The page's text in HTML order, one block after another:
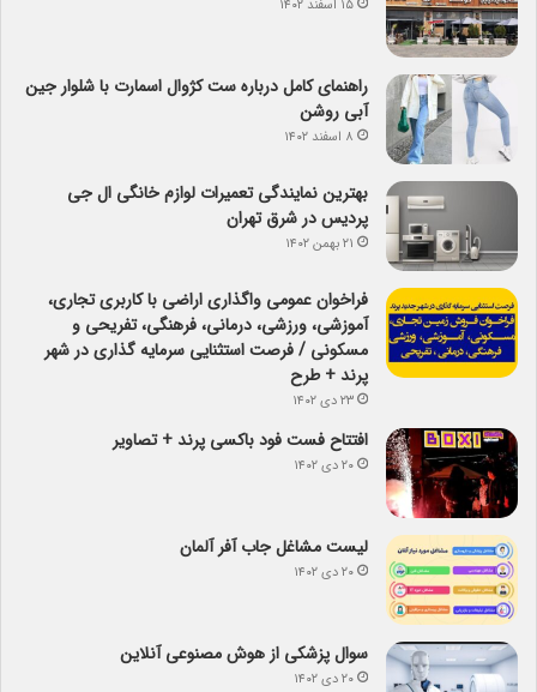
۱۵ اسفند ۱۴۰۲
راهنمای کامل درباره ست کژوال اسمارت با شلوار جین
آبی روشن
۸ اسفند ۱۴۰۲
بهترین نمایندگی تعمیرات لوازم خانگی ال جی
پردیس در شرق تهران
۲۱ بهمن ۱۴۰۲
فراخوان عمومی واگذاری اراضی با کاربری تجاری،
آموزشی، ورزشی، درمانی، فرهنگی، تفریحی و
مسکونی / فرصت استثنایی سرمایه گذاری در شهر
پرند + طرح
۲۳ دی ۱۴۰۲
افتتاح فست فود باکسی پرند + تصاویر
۲۰ دی ۱۴۰۲
لیست مشاغل جاب آفر آلمان
۲۰ دی ۱۴۰۲
سوال پزشکی از هوش مصنوعی آنلاین
۲۰ دی ۱۴۰۲